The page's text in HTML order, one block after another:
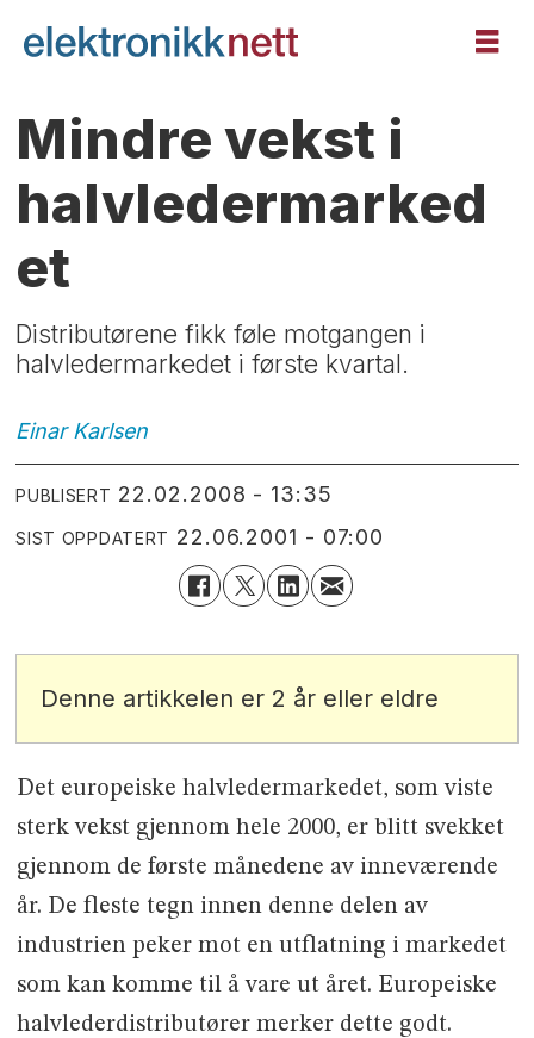
Mindre vekst i
halvledermarked
et
Distributørene fikk føle motgangen i
halvledermarkedet i første kvartal.
Einar Karlsen
PUBLISERT 22.02.2008 - 13:35
SIST OPPDATERT 22.06.2001 - 07:00
Denne artikkelen er 2 år eller eldre
Det europeiske halvledermarkedet, som viste
sterk vekst gjennom hele 2000, er blitt svekket
gjennom de første månedene av inneværende
år. De fleste tegn innen denne delen av
industrien peker mot en utflatning i markedet
som kan komme til å vare ut året. Europeiske
halvlederdistributører merker dette godt.